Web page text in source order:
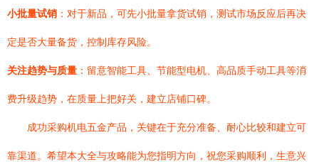
小批量试销 ：对于新品，可先小批量拿货试销，测试市场反应后再决
定是否大量备货，控制库存风险。
关注趋势与质量 ：留意智能工具、节能型电机、高品质手动工具等消
费升级趋势，在质量上把好关，建立店铺口碑。
成功采购机电五金产品，关键在于充分准备、耐心比较和建立可
靠渠道。希望本大全与攻略能为您指明方向，祝您采购顺利，生意兴